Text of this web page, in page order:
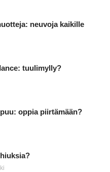
neuvoja kaikille
tuulimylly?
oppia piirtämään?